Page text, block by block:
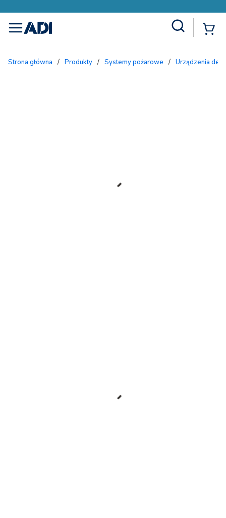
menu
Strona główna / Produkty / Systemy pożarowe / Urządzenia